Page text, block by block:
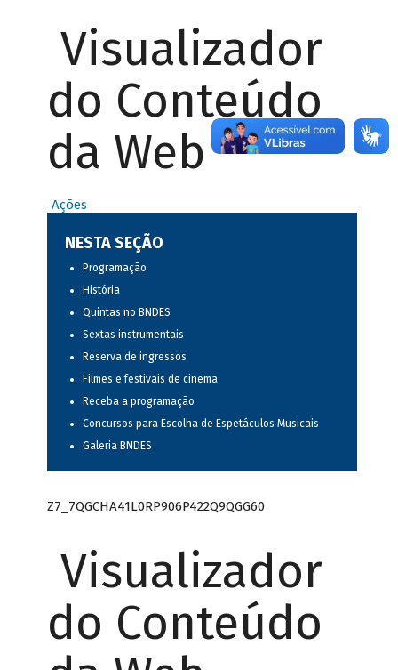
Visualizador
do Conteúdo
da Web
Ações
NESTA SEÇÃO
Programação
História
Quintas no BNDES
Sextas instrumentais
Reserva de ingressos
Filmes e festivais de cinema
Receba a programação
Concursos para Escolha de Espetáculos Musicais
Galeria BNDES
Z7_7QGCHA41L0RP906P422Q9QGG60
Visualizador
do Conteúdo